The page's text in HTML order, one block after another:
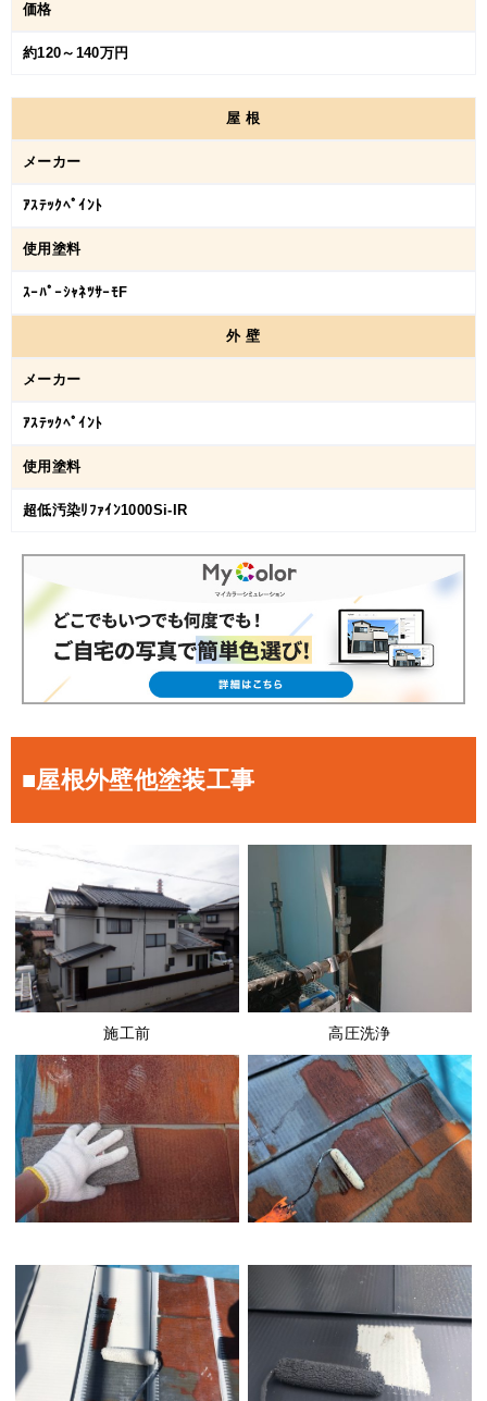
価格
約120～140万円
屋根
メーカー
ｱｽﾃｯｸﾍﾟｲﾝﾄ
使用塗料
ｽｰﾊﾟｰｼｬﾈﾂｻｰﾓF
外壁
メーカー
ｱｽﾃｯｸﾍﾟｲﾝﾄ
使用塗料
超低汚染ﾘﾌｧｲﾝ1000Si-IR
■屋根外壁他塗装工事
施工前 高圧洗浄